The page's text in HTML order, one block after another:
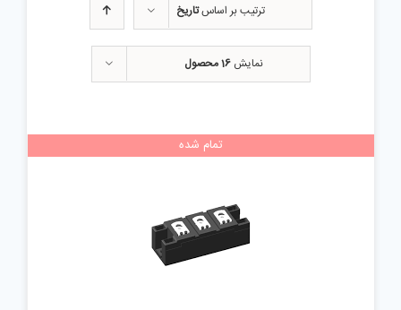
ترتیب بر اساستاریخ
نمایش16 محصول
تمام شده